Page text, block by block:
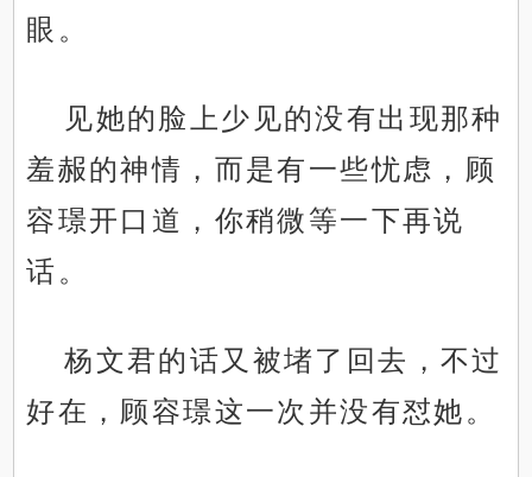
眼。
见她的脸上少见的没有出现那种
羞赧的神情，而是有一些忧虑，顾
容璟开口道，你稍微等一下再说
话。
杨文君的话又被堵了回去，不过
好在，顾容璟这一次并没有怼她。